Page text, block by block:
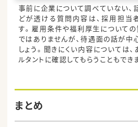
事前に企業について調べていない、
どが透ける質問内容は、採用担当
す。雇用条件や福利厚生について
ではありませんが、待遇面の話が中
しょう。聞きにくい内容については
ルタントに確認してもらうこともでき
まとめ